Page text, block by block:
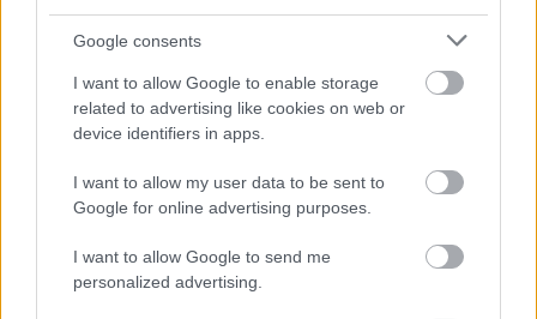
Google consents
I want to allow Google to enable storage
related to advertising like cookies on web or
device identifiers in apps.
I want to allow my user data to be sent to
Google for online advertising purposes.
I want to allow Google to send me
personalized advertising.
- Szombat [2022.06.18.] "Ő ad eledelt
minden élőlénynek, mert örökké tart
szeretete!"
Andreas•2022. június 18.
&#0;&#0;&#0;&#0;&#0;&#0;&#0;&#0;&#0; *
ÚTMUTATÓ IGE; 3*Protestáns-
RÚF*Károli*Katolikus*FORDÍTÁSBAN*HANGZÓ